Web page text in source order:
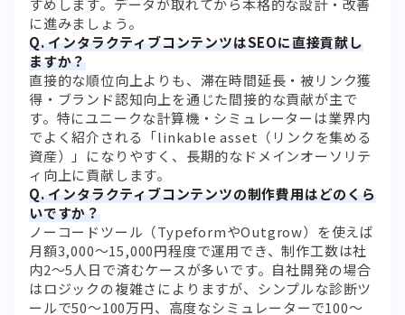
に進みましょう。
Q. インタラクティブコンテンツはSEOに直接貢献し
ますか？
直接的な順位向上よりも、滞在時間延長・被リンク獲
得・ブランド認知向上を通じた間接的な貢献が主で
す。特にユニークな計算機・シミュレーターは業界内
でよく紹介される「linkable asset（リンクを集める
資産）」になりやすく、長期的なドメインオーソリテ
ィ向上に貢献します。
Q. インタラクティブコンテンツの制作費用はどのくら
いですか？
ノーコードツール（TypeformやOutgrow）を使えば
月額3,000〜15,000円程度で運用でき、制作工数は社
内2〜5人日で済むケースが多いです。自社開発の場合
はロジックの複雑さによりますが、シンプルな診断ツ
ールで50〜100万円、高度なシミュレーターで100〜